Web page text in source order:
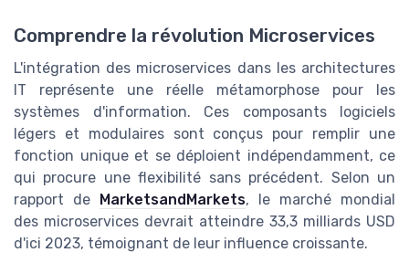
Comprendre la révolution Microservices
L'intégration des microservices dans les architectures
IT représente une réelle métamorphose pour les
systèmes d'information. Ces composants logiciels
légers et modulaires sont conçus pour remplir une
fonction unique et se déploient indépendamment, ce
qui procure une flexibilité sans précédent. Selon un
rapport de
MarketsandMarkets, le marché mondial
des microservices devrait atteindre 33,3 milliards USD
d'ici 2023, témoignant de leur influence croissante.